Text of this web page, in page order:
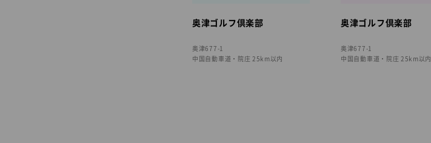
奥津ゴルフ倶楽部
奥津677-1
中国自動車道・院庄 25km以内
奥津ゴルフ倶楽部
奥津677-1
中国自動車道・院庄 25km以内